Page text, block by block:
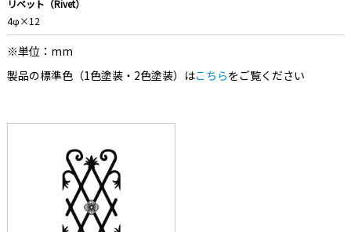
リベット（Rivet）
4φ×12
※単位：mm
製品の標準色（1色塗装・2色塗装）はこちらをご覧ください